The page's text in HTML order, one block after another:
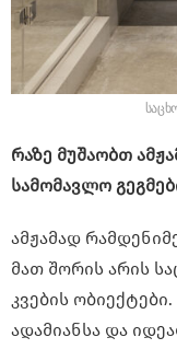
რაზე მუშაობთ
სამომავლო
ამჟამად
მათ შორის არის
კვების
ადამიანსა და